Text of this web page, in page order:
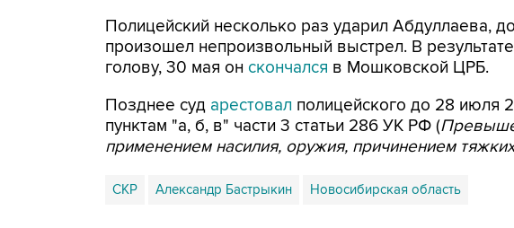
Полицейский несколько раз ударил Абдуллаева,
произошел непроизвольный выстрел. В
голову, 30 мая он скончался в Мошковской ЦРБ.
Позднее суд арестовал полицейского до 28 июля
пунктам "а, б, в" части 3 статьи 286 УК РФ (
применением насилия, оружия, причинением
СКР Александр Бастрыкин Новосибирская область